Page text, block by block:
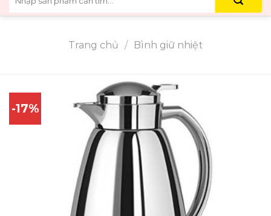
kiếm:
Trang chủ / Bình giữ nhiệt
-17%